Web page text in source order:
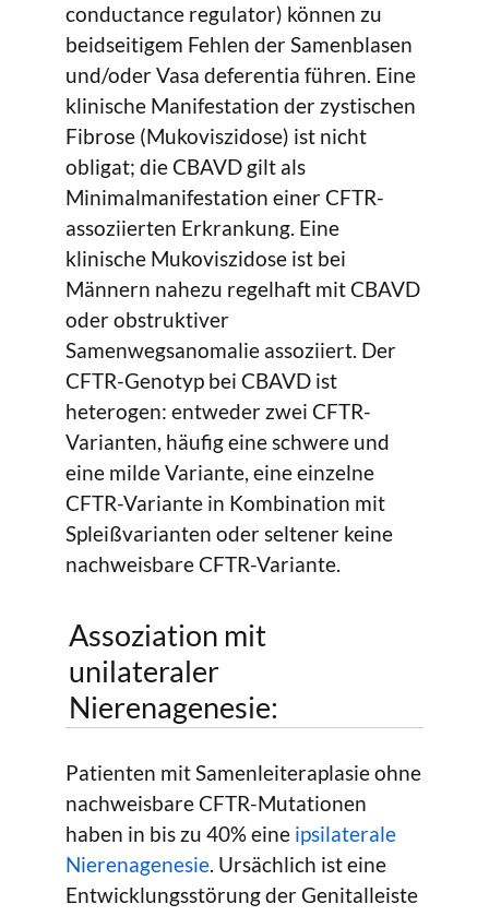
conductance regulator) können zu
beidseitigem Fehlen der Samenblasen
und/oder Vasa deferentia führen. Eine
klinische Manifestation der zystischen
Fibrose (Mukoviszidose) ist nicht
obligat; die CBAVD gilt als
Minimalmanifestation einer CFTR-
assoziierten Erkrankung. Eine
klinische Mukoviszidose ist bei
Männern nahezu regelhaft mit CBAVD
oder obstruktiver
Samenwegsanomalie assoziiert. Der
CFTR-Genotyp bei CBAVD ist
heterogen: entweder zwei CFTR-
Varianten, häufig eine schwere und
eine milde Variante, eine einzelne
CFTR-Variante in Kombination mit
Spleißvarianten oder seltener keine
nachweisbare CFTR-Variante.
Assoziation mit
unilateraler
Nierenagenesie:
Patienten mit Samenleiteraplasie ohne
nachweisbare CFTR-Mutationen
haben in bis zu 40% eine ipsilaterale
Nierenagenesie. Ursächlich ist eine
Entwicklungsstörung der Genitalleiste